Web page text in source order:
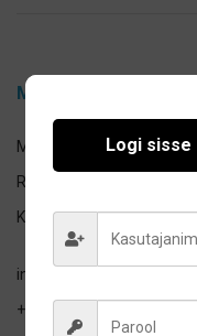
Medshop OÜ
Medshop OÜ
Registrikood: 14155232
KMKR: EE101928298
info@medshop24.ee
+372 520 9083
Logi sisse